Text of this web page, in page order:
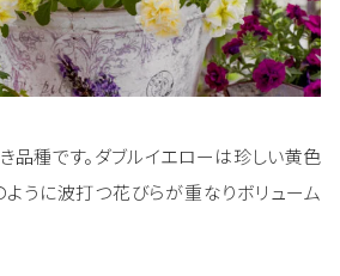
品種です。ダブルイエローは珍しい黄色
ように波打つ花びらが重なりボリューム